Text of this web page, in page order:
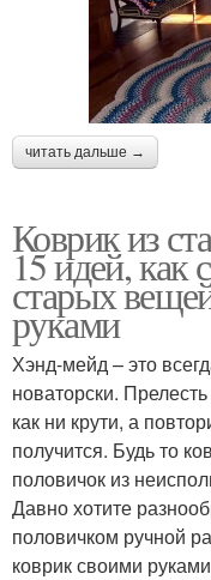
читать дальше →
Коврик из
15 идей, как
старых
руками
Хэнд-мейд – это
новаторски.
как ни крути, а
получится. Будь то
половичок из
Давно хотите
половичком ручной
коврик своими